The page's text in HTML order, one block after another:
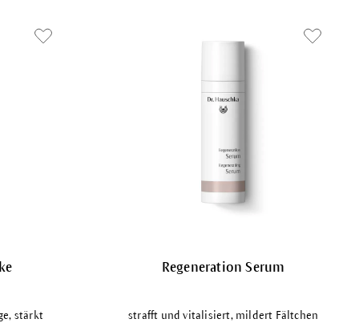
stärkt
Regeneration Serum
strafft und vitalisiert, mildert Fältchen